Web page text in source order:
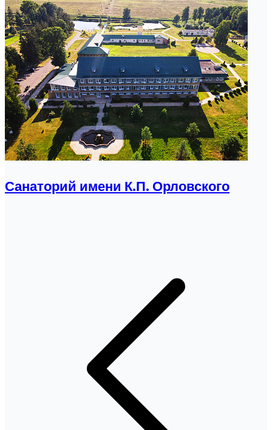
Санаторий имени К.П. Орловского